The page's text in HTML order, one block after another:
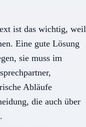
ist das wichtig, weil
Eine gute Lösung
sie muss im
Abläufe
die auch über